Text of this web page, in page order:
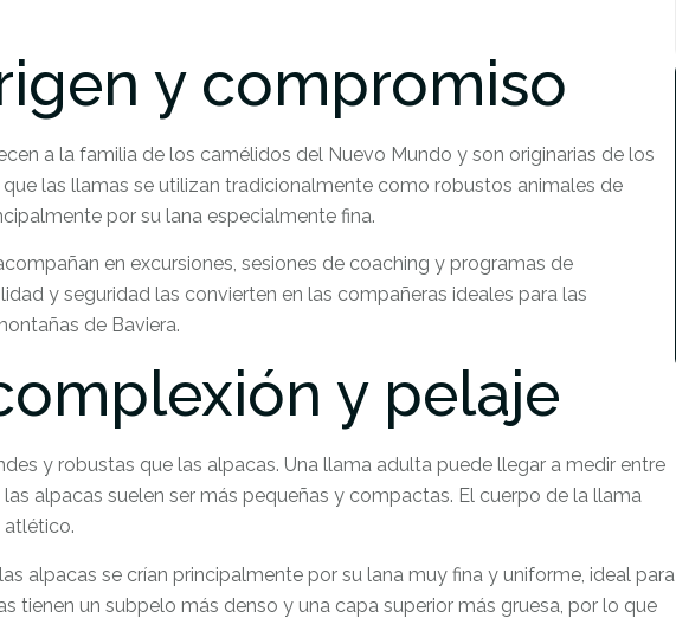
y compromiso
a la familia de los camélidos del Nuevo Mundo y son originarias de los
las llamas se utilizan tradicionalmente como robustos animales de
por su lana especialmente fina.
en excursiones, sesiones de coaching y programas de
y seguridad las convierten en las compañeras ideales para las
de Baviera.
y pelaje
y robustas que las alpacas. Una llama adulta puede llegar a medir entre
las alpacas suelen ser más pequeñas y compactas. El cuerpo de la llama
atlético.
alpacas se crían principalmente por su lana muy fina y uniforme, ideal para
tienen un subpelo más denso y una capa superior más gruesa, por lo que